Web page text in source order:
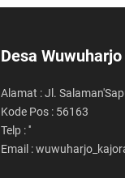
Desa Wuwuharjo
Alamat : Jl.
Kode Pos : 56163
Telp : ''
Email :